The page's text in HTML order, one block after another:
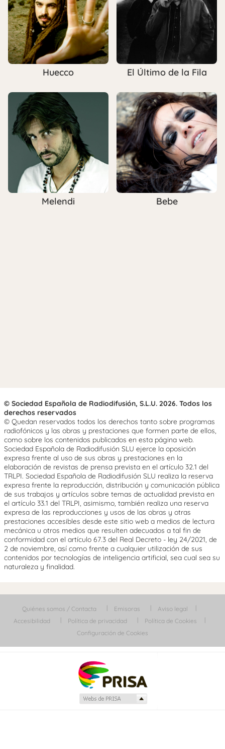
Huecco El Último de la Fila
Melendi Bebe
© Sociedad Española de Radiodifusión, S.L.U. 2026. Todos los
derechos reservados
© Quedan reservados todos los derechos tanto sobre programas
radiofónicos y las obras y prestaciones que formen parte de ellos,
como sobre los contenidos publicados en esta página web.
Sociedad Española de Radiodifusión SLU ejerce la oposición
expresa frente al uso de sus obras y prestaciones en la
elaboración de revistas de prensa prevista en el artículo 32.1 del
TRLPI. Sociedad Española de Radiodifusión SLU realiza la reserva
expresa frente la reproducción, distribución y comunicación pública
de sus trabajos y artículos sobre temas de actualidad prevista en
el artículo 33.1 del TRLPI, asimismo, también realiza una reserva
expresa de las reproducciones y usos de las obras y otras
prestaciones accesibles desde este sitio web a medios de lectura
mecánica u otros medios que resulten adecuados a tal fin de
conformidad con el artículo 67.3 del Real Decreto - ley 24/2021, de
2 de noviembre, así como frente a cualquier utilización de sus
contenidos por tecnologías de inteligencia artificial, sea cual sea su
naturaleza y finalidad.
Quiénes somos / Contacta Emisoras
Aviso legal
Accesibilidad
Política de privacidad
Política de Cookies
Configuración de Cookies